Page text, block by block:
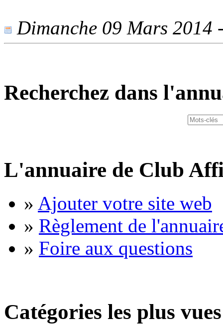
Dimanche 09 Mars 2014
Recherchez dans
L'annuaire de Club
» Ajouter votre site web
» Règlement de
» Foire aux questions
Catégories les plus vues